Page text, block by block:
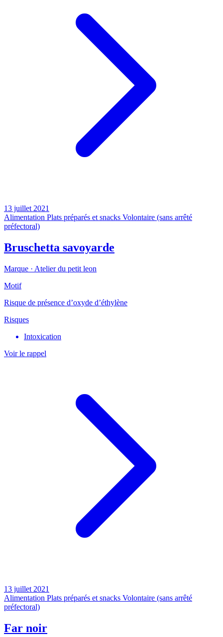
13 juillet 2021
Alimentation Plats préparés et snacks Volontaire (sans arrêté
préfectoral)
Bruschetta savoyarde
Marque · Atelier du petit leon
Motif
Risque de présence d’oxyde d’éthylène
Risques
Intoxication
Voir le rappel
13 juillet 2021
Alimentation Plats préparés et snacks Volontaire (sans arrêté
préfectoral)
Far noir